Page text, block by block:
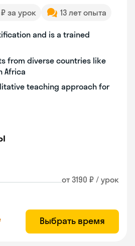
₽ за урок 13 лет опыта
and is a trained
from diverse countries like
Africa
teaching approach for
от 3190 ₽ / урок
Выбрать время